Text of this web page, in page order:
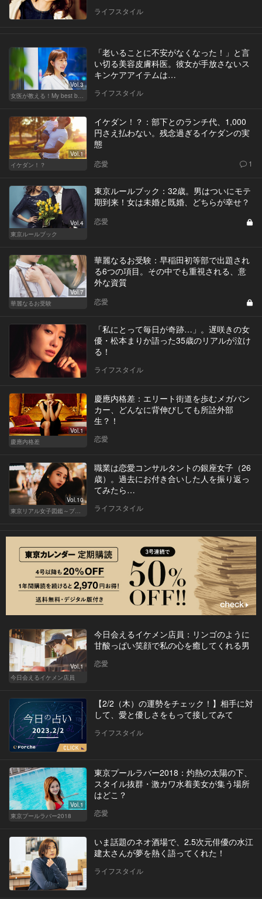
ライフスタイル
Vol.3
女医が教える！My best beauty
「老いることに不安がなくなった！」と言
い切る美容皮膚科医。彼女が手放さないス
キンケアアイテムは…
ライフスタイル
Vol.1
イケダン！？
イケダン！？：部下とのランチ代、1,000
円さえ払わない。残念過ぎるイケダンの実
態
恋愛 1
Vol.4
東京ルールブック
東京ルールブック：32歳。男はついにモテ
期到来！女は未婚と既婚、どちらが幸せ？
恋愛
Vol.7
華麗なるお受験
華麗なるお受験：早稲田初等部で出題され
る6つの項目。その中でも重視される、意
外な資質
恋愛
「私にとって毎日が奇跡…」。遅咲きの女
優・松本まりか語った35歳のリアルが泣け
る！
ライフスタイル
Vol.1
慶應内格差
慶應内格差：エリート街道を歩むメガバン
カー、どんなに背伸びしても所詮外部
生？！
恋愛
Vol.10
東京リアル女子図鑑～プロローグ編～
職業は恋愛コンサルタントの銀座女子（26
歳）。過去にお付き合いした人を振り返っ
てみたら…
ライフスタイル
Vol.1
今日会えるイケメン店員
今日会えるイケメン店員：リンゴのように
甘酸っぱい笑顔で私の心を癒してくれる男
恋愛
【2/2（木）の運勢をチェック！】相手に対
して、愛と優しさをもって接してみて
ライフスタイル
Vol.1
東京プールラバー2018
東京プールラバー2018：灼熱の太陽の下、
スタイル抜群・激カワ水着美女が集う場所
はどこ？
恋愛
いま話題のネオ酒場で、2.5次元俳優の水江
建太さんが夢を熱く語ってくれた！
ライフスタイル